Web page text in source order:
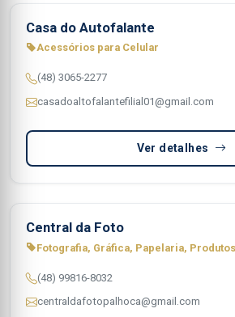
Casa do Autofalante
Acessórios para Celular
(48) 3065-2277
casadoaltofalantefilial01@gmail.com
Ver detalhes
Central da Foto
Fotografia, Gráfica, Papelaria,
(48) 99816-8032
centraldafotopalhoca@gmail.com